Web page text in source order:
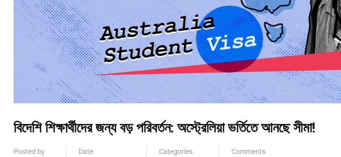
বিদেশি শিক্ষার্থীদের জন্য বড় পরিবর্তন: অস্ট্রেলিয়া ভর্তিতে আনছে সীমা!
Posted by Date Categories Comments